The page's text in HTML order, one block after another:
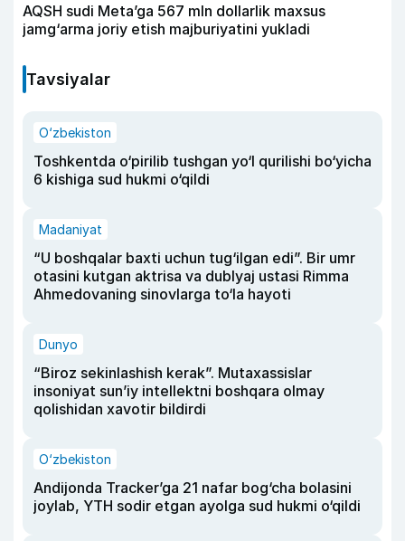
AQSH sudi Meta’ga 567 mln dollarlik maxsus
jamg‘arma joriy etish majburiyatini yukladi
Tavsiyalar
O‘zbekiston
Toshkentda o‘pirilib tushgan yo‘l qurilishi bo‘yicha
6 kishiga sud hukmi o‘qildi
Madaniyat
“U boshqalar baxti uchun tug‘ilgan edi”. Bir umr
otasini kutgan aktrisa va dublyaj ustasi Rimma
Ahmedovaning sinovlarga to‘la hayoti
Dunyo
“Biroz sekinlashish kerak”. Mutaxassislar
insoniyat sun’iy intellektni boshqara olmay
qolishidan xavotir bildirdi
O‘zbekiston
Andijonda Tracker’ga 21 nafar bog‘cha bolasini
joylab, YTH sodir etgan ayolga sud hukmi o‘qildi